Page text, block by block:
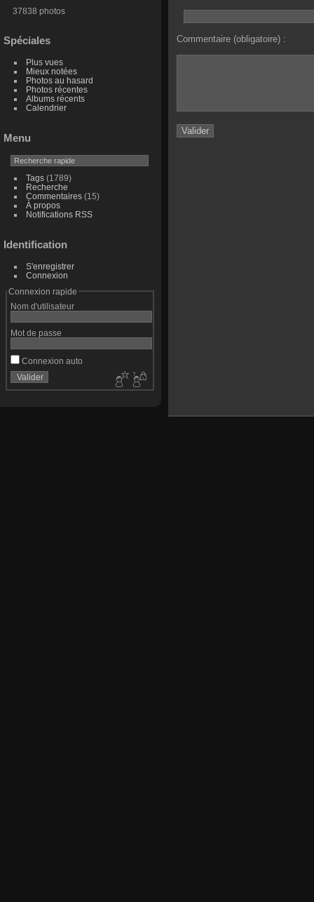
37838 photos
Spéciales
Plus vues
Mieux notées
Photos au hasard
Photos récentes
Albums récents
Calendrier
Menu
Tags(1789)
Recherche
Commentaires(15)
À propos
Notifications RSS
Identification
S'enregistrer
Connexion
Connexion rapide
Nom d'utilisateur
Mot de passe
Connexion auto
Commentaire (obligatoire) :